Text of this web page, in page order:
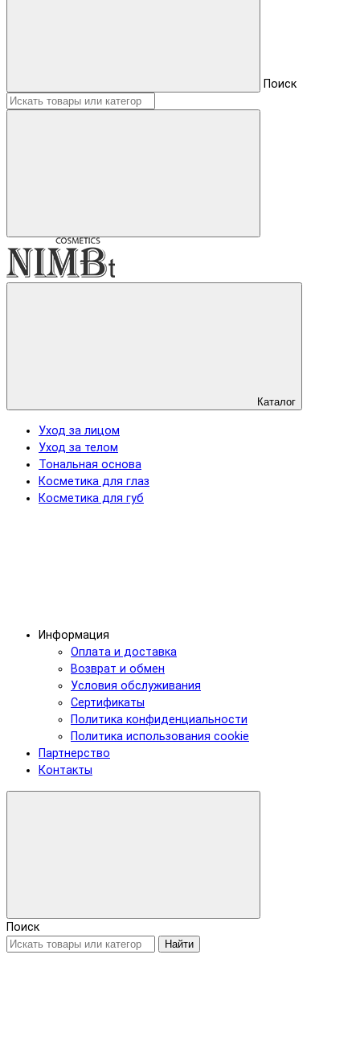
Поиск
Каталог
Уход за лицом
Уход за телом
Тональная основа
Косметика для глаз
Косметика для губ
Информация
Оплата и доставка
Возврат и обмен
Условия обслуживания
Сертификаты
Политика конфиденциальности
Политика использования cookie
Партнерство
Контакты
Поиск
Найти